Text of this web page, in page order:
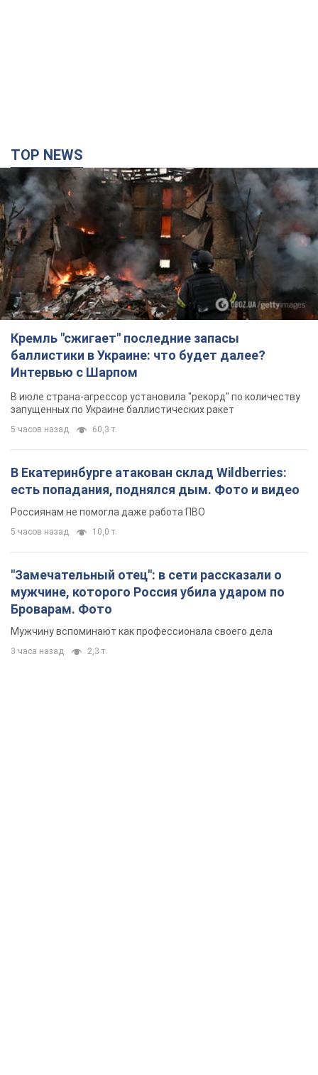
TOP NEWS
Кремль "сжигает" последние запасы
баллистики в Украине: что будет далее?
Интервью с Шарпом
В июле страна-агрессор установила "рекорд" по количеству
запущенных по Украине баллистических ракет
5 часов назад 60,3 т.
В Екатеринбурге атакован склад Wildberries:
есть попадания, поднялся дым. Фото и видео
Россиянам не помогла даже работа ПВО
5 часов назад 10,0 т.
"Замечательный отец": в сети рассказали о
мужчине, которого Россия убила ударом по
Броварам. Фото
Мужчину вспоминают как профессионала своего дела
3 часа назад 2,3 т.